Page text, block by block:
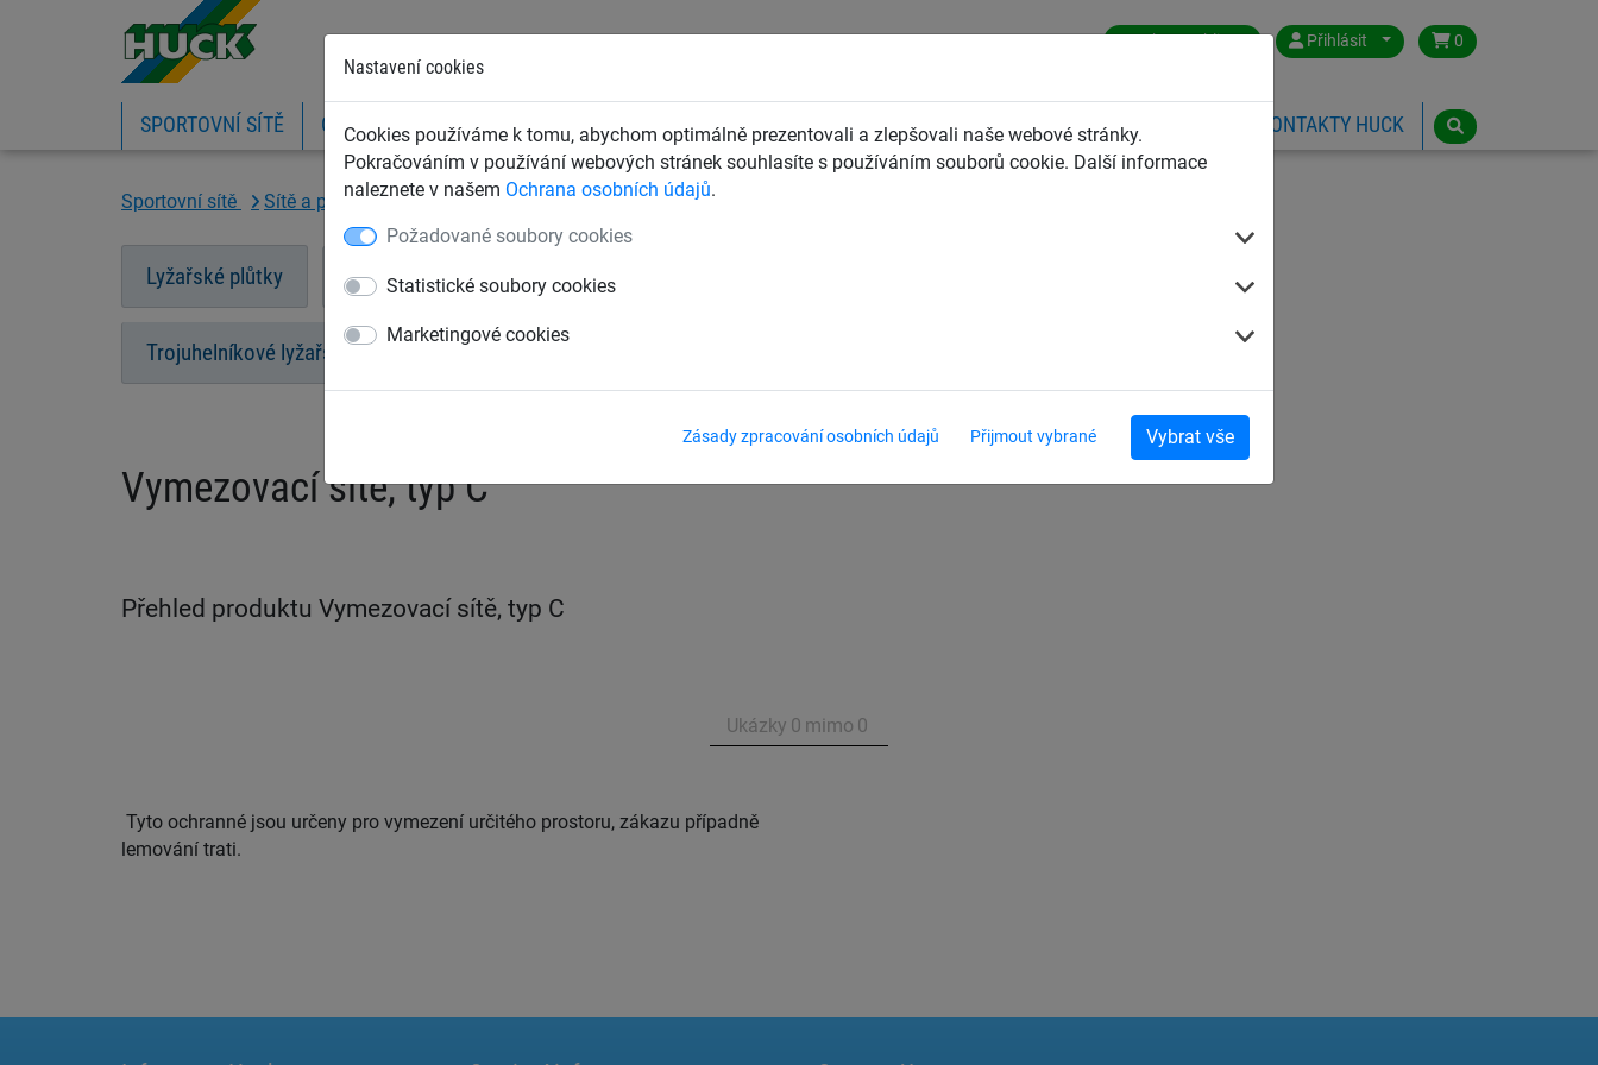
Nastavení cookies
Cookies používáme k tomu, abychom optimálně prezentovali a zlepšovali naše webové stránky.
Pokračováním v používání webových stránek souhlasíte s používáním souborů cookie. Další informace
naleznete v našem Ochrana osobních údajů.
Požadované soubory cookies
Statistické soubory cookies
Marketingové cookies
Zásady zpracování osobních údajů Přijmout vybrané Vybrat vše
Czech Republic Přihlásit 0
SPORTOVNÍ SÍTĚ OCHRANNÉ SÍTĚ A PLACHTY ZÁCHYTNÉ BEZPEČNOSTNÍ SÍTĚ DĚTSKÁ LANOVÁ HŘIŠTĚ KONTAKTY HUCK
Sportovní sítě Sítě a plůtky na lyžování Vymezovací sítě, typ C
Lyžařské plůtky Bezpečnostní sítě pro sjezdovky, typ A a B
Trojuhelníkové lyžařské sítě Příslušenství
Vymezovací sítě, typ C
Přehled produktu Vymezovací sítě, typ C
Ukázky 0 mimo 0
Tyto ochranné jsou určeny pro vymezení určitého prostoru, zákazu případně
lemování trati.